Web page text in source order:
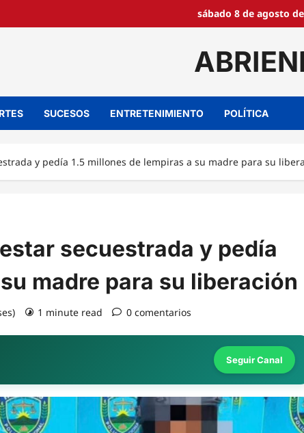
sábado 8 de agosto
SUCESOS ENTRETENIMIENTO POLÍTICA
y pedía 1.5 millones de lempiras a su madre para su
secuestrada y pedía
madre para su liberación
1 minute read 0 comentarios
Seguir Canal